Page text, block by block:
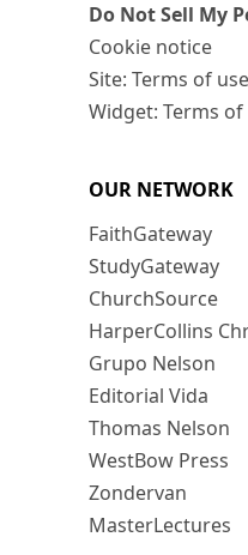
Do Not Sell My
Cookie notice
Site: Terms of use
Widget: Terms of
OUR NETWORK
FaithGateway
StudyGateway
ChurchSource
HarperCollins
Grupo Nelson
Editorial Vida
Thomas Nelson
WestBow Press
Zondervan
MasterLectures